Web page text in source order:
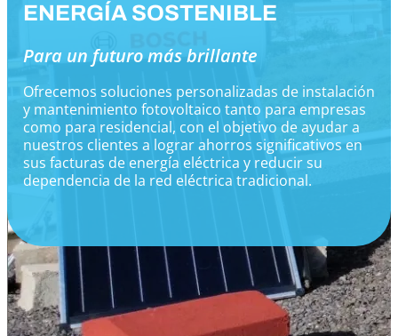
ENERGÍA SOSTENIBLE
Para un futuro más brillante
Ofrecemos soluciones personalizadas de instalación
y mantenimiento fotovoltaico tanto para empresas
como para residencial, con el objetivo de ayudar a
nuestros clientes a lograr ahorros significativos en
sus facturas de energía eléctrica y reducir su
dependencia de la red eléctrica tradicional.